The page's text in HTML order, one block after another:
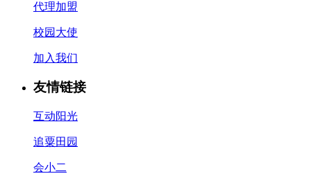
代理加盟
校园大使
加入我们
友情链接
互动阳光
追粟田园
会小二